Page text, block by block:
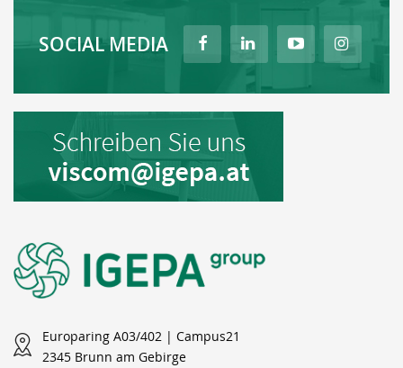
SOCIAL MEDIA
Europaring A03/402 | Campus21
2345 Brunn am Gebirge